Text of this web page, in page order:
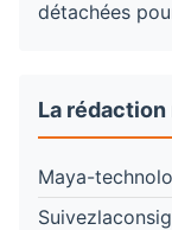
détachées
La
Maya-